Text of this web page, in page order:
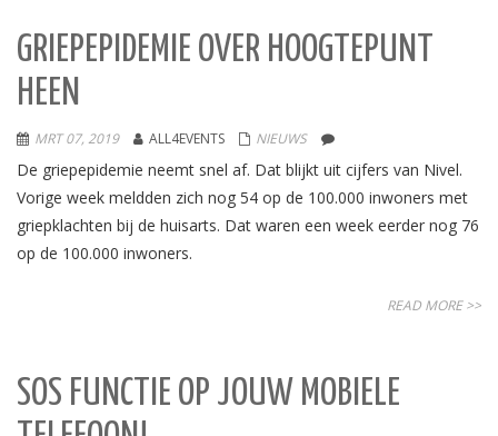
GRIEPEPIDEMIE OVER HOOGTEPUNT
HEEN
MRT 07, 2019 ALL4EVENTS NIEUWS
De griepepidemie neemt snel af. Dat blijkt uit cijfers van Nivel.
Vorige week meldden zich nog 54 op de 100.000 inwoners met
griepklachten bij de huisarts. Dat waren een week eerder nog 76
op de 100.000 inwoners.
READ MORE >>
SOS FUNCTIE OP JOUW MOBIELE